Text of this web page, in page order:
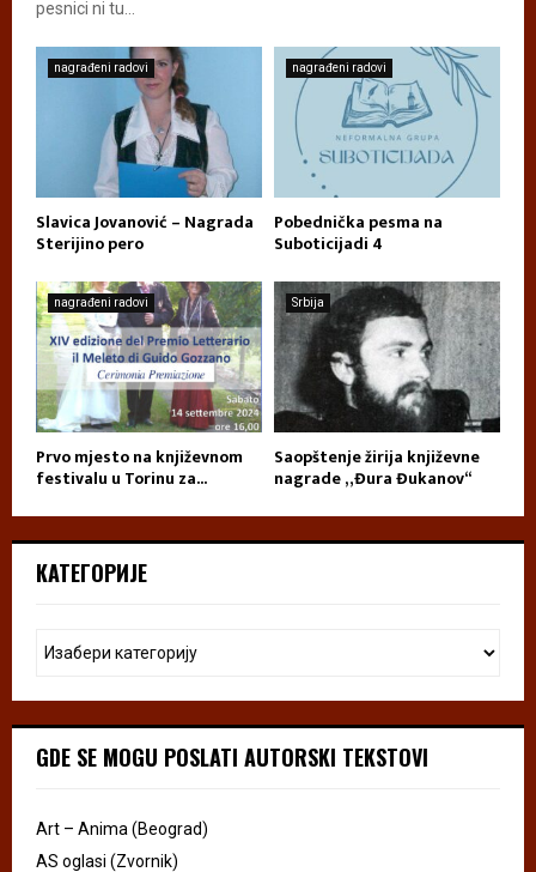
pesnici ni tu...
nagrađeni radovi
Slavica Jovanović – Nagrada
Sterijino pero
nagrađeni radovi
Pobednička pesma na
Suboticijadi 4
nagrađeni radovi
Prvo mjesto na književnom
festivalu u Torinu za...
Srbija
Saopštenje žirija književne
nagrade „Đura Đukanov“
КАТЕГОРИЈЕ
GDE SE MOGU POSLATI AUTORSKI TEKSTOVI
Art – Anima (Beograd)
AS oglasi (Zvornik)